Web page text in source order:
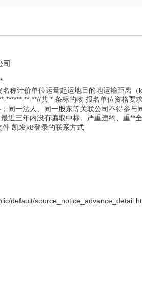
司
称计价单位运量起运地目的地运输距离
******-**-**//共 * 条标的物 报名单位资格要
同一法人、同一股东等关联公司不得参与
近三年内没有骗取中标、严重违约、重**全
凯发k8登录的联系方式
default/